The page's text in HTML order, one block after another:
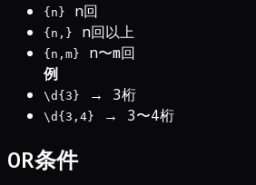
{n} n回
{n,} n回以上
{n,m}
n〜m回
例
\d{3} → 3桁
\d{3,4} → 3〜4桁
OR条件